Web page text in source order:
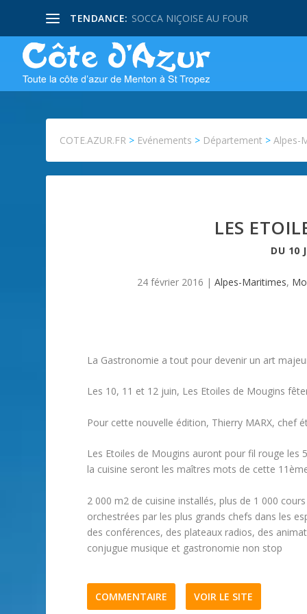
TENDANCE: SOCCA NIÇOISE AU FOUR
COTE.AZUR.FR > Evénements > Département >Alpes-
LES
DU 10
24 février 2016 |Alpes-Maritimes,
La Gastronomie a tout pour devenir un art
Les 10, 11 et 12 juin, Les Etoiles de Mougins
Pour cette nouvelle édition, Thierry MARX, chef
Les Etoiles de Mougins auront pour fil rouge
la cuisine seront les maîtres mots de cette
2 000 m2 de cuisine installés, plus de 1 000
orchestrées par les plus grands chefs dans les
des conférences, des plateaux radios, des
conjugue musique et gastronomie non stop
COMMENTAIRE VOIR LE SITE